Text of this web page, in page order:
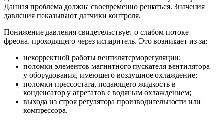
Данная проблема должна своевременно решаться. Значения
давления показывают датчики контроля.
Понижение давления свидетельствует о слабом потоке
фреона, проходящего через испаритель. Это возникает из-за:
некорректной работы вентилятерморегуляции;
поломки элементов магнитного пускателя вентилятора
у оборудования, имеющего воздушное охлаждение;
поломки прессостата, подающего жидкость в
конденсатор у агрегатов с водяным охлаждением;
выхода из строя регулятора производительности или
компрессора.